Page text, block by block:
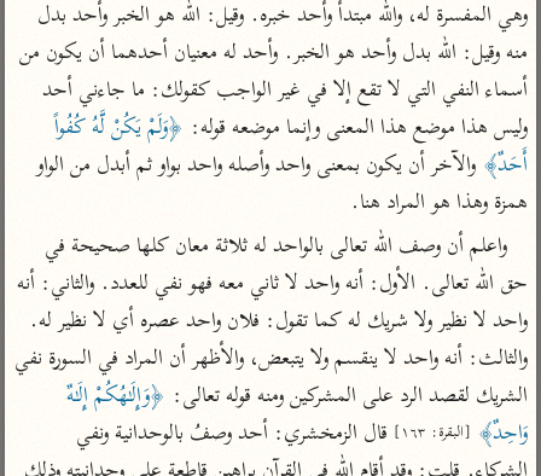
تفسير السمعاني
تفسير مكّي
محاسن التأويل
للقاسمي
تفسير الثعالبي
تفسير السمرقندي
تفسير الثعلبي
المحرر الوجيز لابن
عطية
البحر المحيط لأبي
حيان
البسيط للواحدي
الكشاف للزمخشري
تفسير ابن أبي زمنين
آثار
موسوعة التفسير
المأثور
تفسير ابن أبي حاتم
تفسير مقاتل
تفسير قتادة
وليس هذا موضع هذا المعنى وإنما موضعه قوله:
﴿وَلَمْ يَكُنْ لَّهُ كُفُواً
أَحَدٌ﴾
والآخر أن يكون بمعنى واحد وأصله واحد بواو ثم أبدل من الواو
همزة وهذا هو المراد هنا.
الشريك لقصد الرد على المشركين ومنه قوله تعالى:
وَاحِدٌ﴾ [البقرة: ١٦٣]